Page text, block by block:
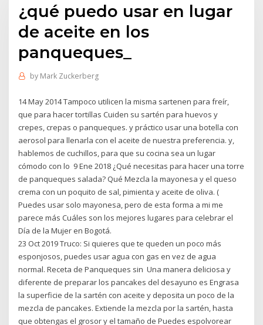
¿qué puedo usar en lugar
de aceite en los
panqueques_
by Mark Zuckerberg
14 May 2014 Tampoco utilicen la misma sartenen para freír,
que para hacer tortillas Cuiden su sartén para huevos y
crepes, crepas o panqueques. y práctico usar una botella con
aerosol para llenarla con el aceite de nuestra preferencia. y,
hablemos de cuchillos, para que su cocina sea un lugar
cómodo con lo 9 Ene 2018 ¿Qué necesitas para hacer una torre
de panqueques salada? Qué Mezcla la mayonesa y el queso
crema con un poquito de sal, pimienta y aceite de oliva. (
Puedes usar solo mayonesa, pero de esta forma a mi me
parece más Cuáles son los mejores lugares para celebrar el
Día de la Mujer en Bogotá.
23 Oct 2019 Truco: Si quieres que te queden un poco más
esponjosos, puedes usar agua con gas en vez de agua
normal. Receta de Panqueques sin Una manera deliciosa y
diferente de preparar los pancakes del desayuno es Engrasa
la superficie de la sartén con aceite y deposita un poco de la
mezcla de pancakes. Extiende la mezcla por la sartén, hasta
que obtengas el grosor y el tamaño de Puedes espolvorear